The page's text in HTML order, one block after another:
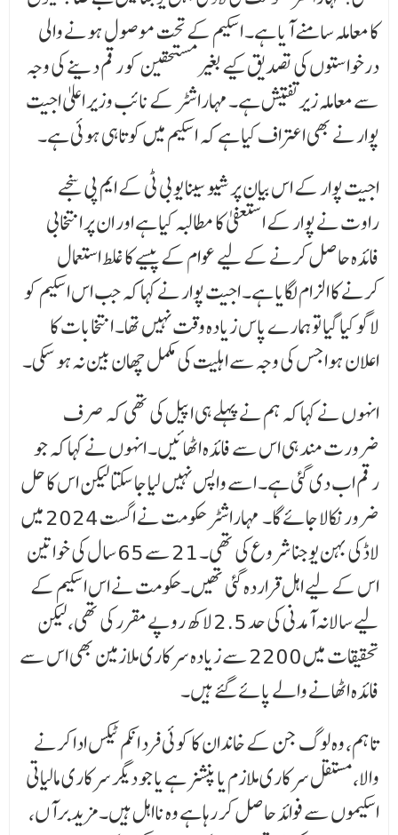
کا معاملہ سامنے آیا ہے۔ اسکیم کے تحت موصول ہونے والی
درخواستوں کی تصدیق کیے بغیر مستحقین کو رقم دینے کی وجہ
سے معاملہ زیر تفتیش ہے۔ مہاراشٹر کے نائب وزیر اعلیٰ اجیت
پوار نے بھی اعتراف کیا ہے کہ اسکیم میں کوتاہی ہوئی ہے۔
اجیت پوار کے اس بیان پر شیو سینا یو بی ٹی کے ایم پی سنجے
راوت نے پوار کے استعفیٰ کا مطالبہ کیا ہے اور ان پر انتخابی
فائدہ حاصل کرنے کے لیے عوام کے پیسے کا غلط استعمال
کرنے کا الزام لگایا ہے۔ اجیت پوار نے کہا کہ جب اس اسکیم کو
لاگو کیا گیا تو ہمارے پاس زیادہ وقت نہیں تھا۔ انتخابات کا
اعلان ہوا جس کی وجہ سے اہلیت کی مکمل چھان بین نہ ہو سکی۔
انہوں نے کہا کہ ہم نے پہلے ہی اپیل کی تھی کہ صرف
ضرورت مند ہی اس سے فائدہ اٹھائیں۔ انہوں نے کہا کہ جو
رقم اب دی گئی ہے۔ اسے واپس نہیں لیا جا سکتا لیکن اس کا حل
ضرور نکالا جائے گا۔ مہاراشٹر حکومت نے اگست 2024 میں
لاڈکی بہن یوجنا شروع کی تھی۔ 21 سے 65 سال کی خواتین
اس کے لیے اہل قراردہ گئی تھیں۔حکومت نے اس اسکیم کے
لیے سالانہ آمدنی کی حد 2.5 لاکھ روپے مقرر کی تھی، لیکن
تحقیقات میں 2200 سے زیادہ سرکاری ملازمین بھی اس سے
فائدہ اٹھانے والے پائے گئے ہیں۔
تاہم، وہ لوگ جن کے خاندان کا کوئی فرد انکم ٹیکس ادا کرنے
والا، مستقل سرکاری ملازم یا پنشنر ہے یا جو دیگر سرکاری مالیاتی
اسکیموں سے فوائد حاصل کر رہا ہے وہ نااہل ہیں۔ مزید برآں،